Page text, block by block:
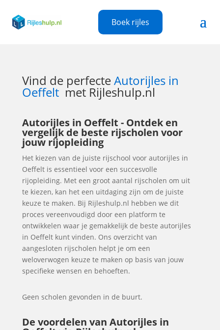
Boek rijles
Vind de perfecteAutorijles in
Oeffelt met Rijleshulp.nl
Autorijles in Oeffelt - Ontdek en
vergelijk de beste rijscholen voor
jouw rijopleiding
Het kiezen van de juiste rijschool voor autorijles in
Oeffelt is essentieel voor een succesvolle
rijopleiding. Met een groot aantal rijscholen om uit
te kiezen, kan het een uitdaging zijn om de juiste
keuze te maken. Bij Rijleshulp.nl hebben we dit
proces vereenvoudigd door een platform te
ontwikkelen waar je gemakkelijk de beste autorijles
in Oeffelt kunt vinden. Ons overzicht van
aangesloten rijscholen helpt je om een
weloverwogen keuze te maken op basis van jouw
specifieke wensen en behoeften.
Geen scholen gevonden in de buurt.
De voordelen van Autorijles in